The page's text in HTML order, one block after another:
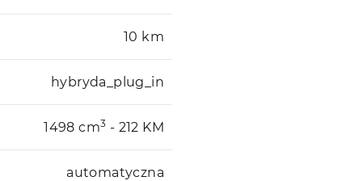
10 km
hybryda_plug_in
1498 cm3 - 212 KM
automatyczna